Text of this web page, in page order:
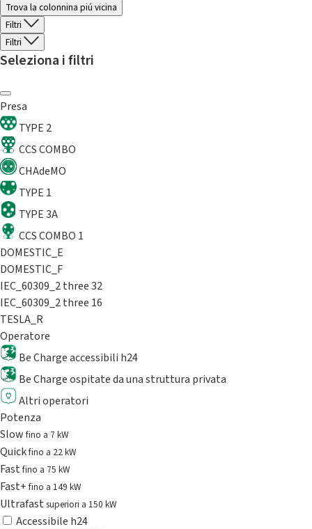
Trova la colonnina piú vicina
Filtri
Filtri
Seleziona i filtri
Presa
TYPE 2
CCS COMBO
CHAdeMO
TYPE 1
TYPE 3A
CCS COMBO 1
DOMESTIC_E
DOMESTIC_F
IEC_60309_2 three 32
IEC_60309_2 three 16
TESLA_R
Operatore
Be Charge accessibili h24
Be Charge ospitate da una struttura privata
Altri operatori
Potenza
Slowfino a 7 kW
Quickfino a 22 kW
Fastfino a 75 kW
Fast+fino a 149 kW
Ultrafast superiori a 150 kW
Accessibile h24